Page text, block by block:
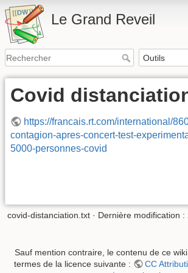
Le Grand Reveil
Covid
https://francais.rt.com/international/
contagion-apres-concert-test-
5000-personnes-covid
covid-distanciation.txt · Dernière modification :
Sauf mention contraire, le contenu de ce
termes de la licence suivante :
CC